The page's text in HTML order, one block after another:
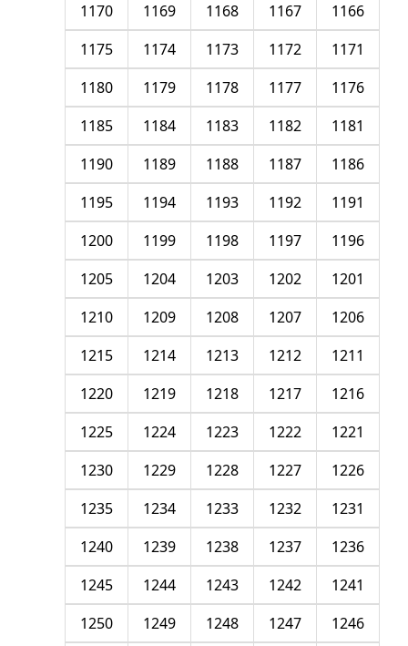
1166
1167
1168
1169
1170
1171
1172
1173
1174
1175
1176
1177
1178
1179
1180
1181
1182
1183
1184
1185
1186
1187
1188
1189
1190
1191
1192
1193
1194
1195
1196
1197
1198
1199
1200
1201
1202
1203
1204
1205
1206
1207
1208
1209
1210
1211
1212
1213
1214
1215
1216
1217
1218
1219
1220
1221
1222
1223
1224
1225
1226
1227
1228
1229
1230
1231
1232
1233
1234
1235
1236
1237
1238
1239
1240
1241
1242
1243
1244
1245
1246
1247
1248
1249
1250